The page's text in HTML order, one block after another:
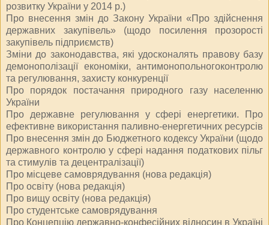
розвитку України у 2014 р.)
Про внесення змін до Закону України «Про здійснення
державних закупівель» (щодо посилення прозорості
закупівель підприємств)
Зміни до законодавства, які удосконалять правову базу
демонополізації економіки, антимонопольногоконтролю
та регулювання, захисту конкуренції
Про порядок постачання природного газу населенню
України
Про державне регулювання у сфері енергетики. Про
ефективне використання паливно-енергетичних ресурсів
Про внесення змін до Бюджетного кодексу України (щодо
державного контролю у сфері надання податкових пільг
та стимулів та децентралізації)
Про місцеве самоврядування (нова редакція)
Про освіту (нова редакція)
Про вищу освіту (нова редакція)
Про студентське самоврядування
Про Концепцію державно-конфесійних відносин в Україні